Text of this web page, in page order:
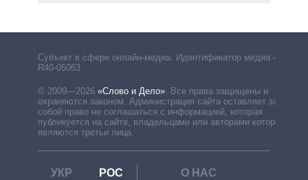
Субъект в сфере онлайн-медиа. Идентификатор медиа –
R40-05063
© 2009—2026 «Слово и Дело»
Все права защищены и
охраняются законом. Администрация сайта оставляет за
собой право не соглашаться с информацией, которая
публикуется на сайте, владельцами или авторами которой
являются третьи лица.
УКР РОС
О НАС